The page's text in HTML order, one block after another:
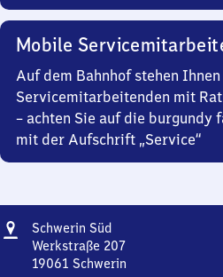
Mobile
Auf dem Bahnhof stehen
Servicemitarbeitenden mit
– achten Sie auf die burgundy
mit der Aufschrift „Service“
Adresse
Schwerin SüdSchwerin
Süd
Werkstraße 207
19061 Schwerin